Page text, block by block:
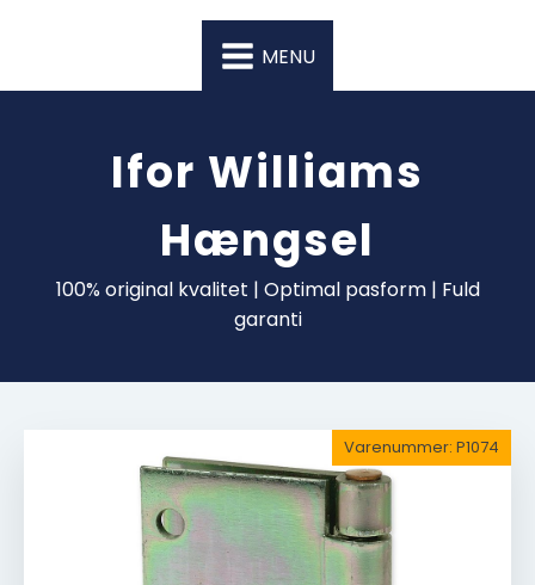
MENU
Ifor Williams
Hængsel
100% original kvalitet | Optimal pasform | Fuld
garanti
Varenummer: P1074